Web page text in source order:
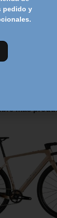
más
pedido y